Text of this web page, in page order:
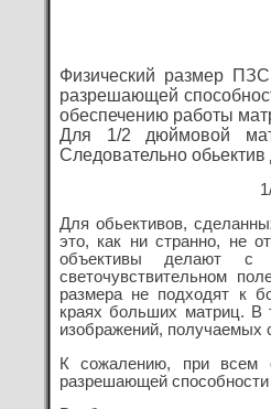
Физический размер
разрешающей
обеспечению работы
Для 1/2 дюймовой
Следовательно
Для обьективов,
это, как ни странно, не
объективы делают с
светочувствительном
размера не подходят к
краях больших матриц. В
изображений, получаемых
К сожалению, при всем
разрешающей